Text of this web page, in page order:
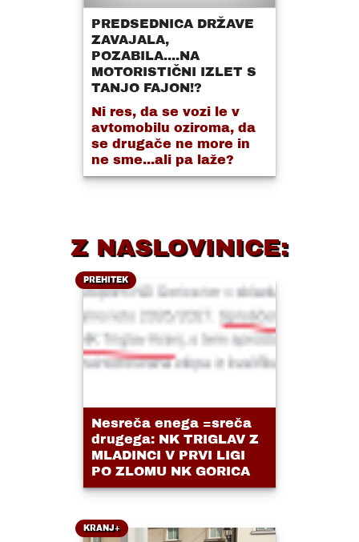
PREDSEDNICA DRŽAVE
ZAVAJALA,
POZABILA....NA
MOTORISTIČNI IZLET S
TANJO FAJON!?
Ni res, da se vozi le v
avtomobilu oziroma, da
se drugače ne more in
ne sme...ali pa laže?
Z NASLOVINICE:
PREHITEK
Nesreča enega =sreča
drugega: NK TRIGLAV Z
MLADINCI V PRVI LIGI
PO ZLOMU NK GORICA
KRANJ+